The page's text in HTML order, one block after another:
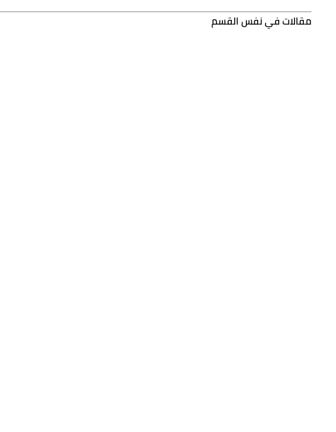
مقالات في نفس القسم